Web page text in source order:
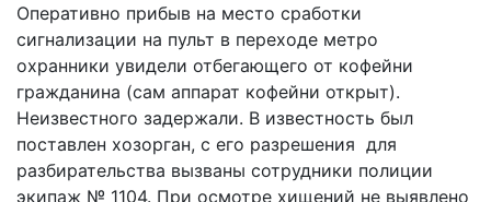
Оперативно прибыв на место сработки
сигнализации на пульт в переходе метро
охранники увидели отбегающего от кофейни
гражданина (сам аппарат кофейни открыт).
Неизвестного задержали. В известность был
поставлен хозорган, с его разрешения для
разбирательства вызваны сотрудники полиции
экипаж № 1104. При осмотре хищений не выявлено